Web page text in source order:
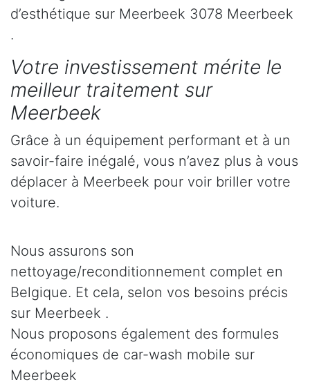
d’esthétique sur Meerbeek 3078 Meerbeek
.
Votre investissement mérite le
meilleur traitement sur
Meerbeek
Grâce à un équipement performant et à un
savoir-faire inégalé, vous n’avez plus à vous
déplacer à Meerbeek pour voir briller votre
voiture.
Nous assurons son
nettoyage/reconditionnement complet en
Belgique. Et cela, selon vos besoins précis
sur Meerbeek .
Nous proposons également des formules
économiques de car-wash mobile sur
Meerbeek